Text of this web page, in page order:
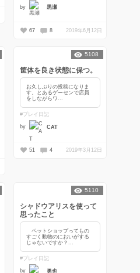
by 黒瀬
67 8 2019年6月12日
筐体を良き状態に保つ。
お久しぶりの投稿になりま
す。とあるゲーセンで店員
をしながらワ...
#プレイ日記
by CAT
5108
51 4 2019年3月12日
シャドウアリスを使って
思ったこと
ペットショップってもの
すごく動物のにおいがする
じゃないですか？...
#プレイ日記
by 勇也
5110